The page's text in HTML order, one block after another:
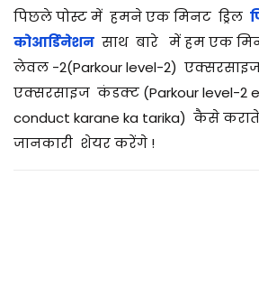
0
7
/
2
0
2
पिछले पोस्ट में हमने एक मिनट ड्रिल
कोआर्डिनेशन साथ बारे में हम एक
लेवल -2(Parkour level-2)
एक्सरसाइज कंडक्ट (Parkour level-2
conduct karane ka tarika) कैसे
जानकारी शेयर करेंगे !